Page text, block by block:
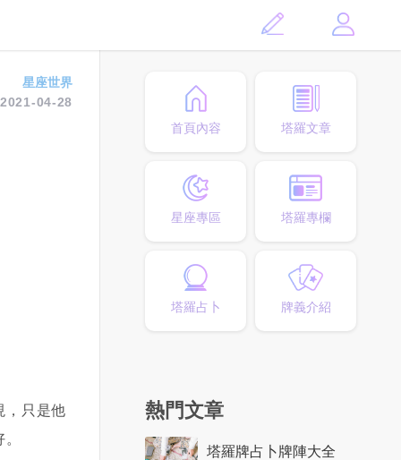
星座世界
2021-04-28
，只是他
首頁內容 塔羅文章
星座專區 塔羅專欄
塔羅占卜 牌義介紹
熱門文章
塔羅牌占卜牌陣大全